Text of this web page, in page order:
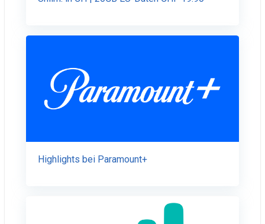
Highlights bei Paramount+